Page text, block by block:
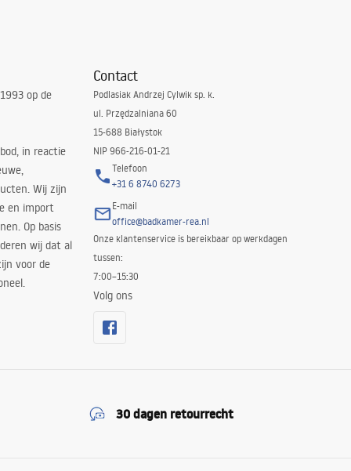
op de
in reactie
Wij zijn
en import
Op basis
wij dat al
voor de
Contact
Podlasiak Andrzej Cylwik sp. k.
ul. Przędzalniana 60
15-688 Białystok
NIP 966-216-01-21
Telefoon
+31 6 8740 6273
E-mail
office@badkamer-rea.nl
Onze klantenservice is bereikbaar op werkdagen
tussen:
7:00–15:30
Volg ons
30 dagen retourrecht